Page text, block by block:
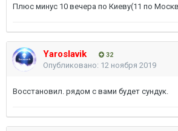
Плюс минус 10 вечера по Киеву(11 по
Yaroslavik 32
Опубликовано: 12 ноября 2019
Восстановил. рядом с вами будет сундук.